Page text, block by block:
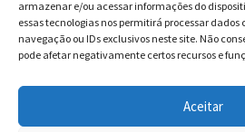
armazenar e/ou acessar informações do
essas tecnologias nos permitirá processar
navegação ou IDs exclusivos neste site. Não
pode afetar negativamente certos recursos e
Aceitar
Vocabulário da
COMUNICAR - Comunicação e